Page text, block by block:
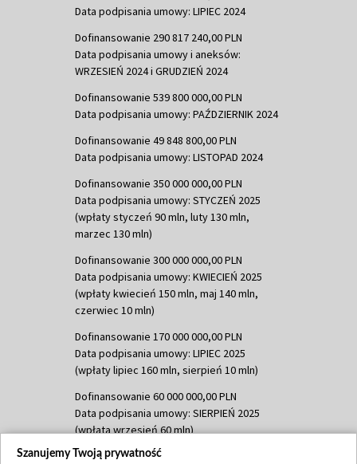
Data podpisania umowy: LIPIEC 2024
Dofinansowanie 290 817 240,00 PLN
Data podpisania umowy i aneksów:
WRZESIEŃ 2024 i GRUDZIEŃ 2024
Dofinansowanie 539 800 000,00 PLN
Data podpisania umowy: PAŹDZIERNIK 2024
Dofinansowanie 49 848 800,00 PLN
Data podpisania umowy: LISTOPAD 2024
Dofinansowanie 350 000 000,00 PLN
Data podpisania umowy: STYCZEŃ 2025
(wpłaty styczeń 90 mln, luty 130 mln,
marzec 130 mln)
Dofinansowanie 300 000 000,00 PLN
Data podpisania umowy: KWIECIEŃ 2025
(wpłaty kwiecień 150 mln, maj 140 mln,
czerwiec 10 mln)
Dofinansowanie 170 000 000,00 PLN
Data podpisania umowy: LIPIEC 2025
(wpłaty lipiec 160 mln, sierpień 10 mln)
Dofinansowanie 60 000 000,00 PLN
Data podpisania umowy: SIERPIEŃ 2025
(wpłata wrzesień 60 mln)
Dofinansowanie 635 783 051,21 PLN
Szanujemy Twoją prywatność